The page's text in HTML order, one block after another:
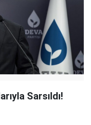
Sarsıldı!